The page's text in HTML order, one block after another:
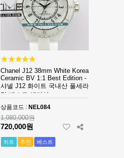
Chanel J12 38mm White Korea
Ceramic BV 1:1 Best Edition -
샤넬 J12 화이트 국내산 풀세라
믹 베스트 에디션
상품코드 : NEL084
1,080,000원
720,000원
히트 추천 베스트